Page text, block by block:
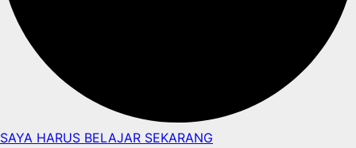
SAYA HARUS BELAJAR SEKARANG